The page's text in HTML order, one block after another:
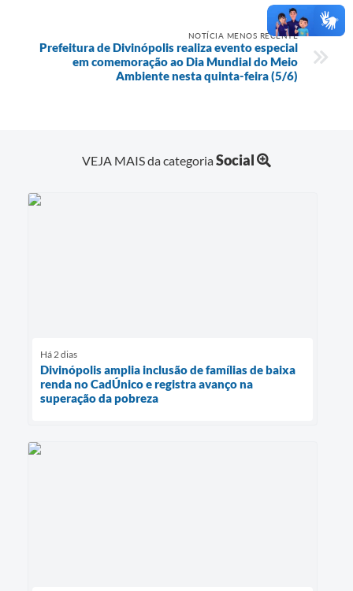
NOTÍCIA MENOS RECENTE
Prefeitura de Divinópolis realiza evento especial
em comemoração ao Dia Mundial do Meio
Ambiente nesta quinta-feira (5/6)
VEJA MAIS da categoriaSocial
Há 2 dias
Divinópolis amplia inclusão de famílias de baixa
renda no CadÚnico e registra avanço na
superação da pobreza